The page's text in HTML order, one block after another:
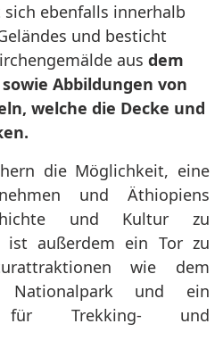
sich ebenfalls innerhalb
und besticht
aus dem
Abbildungen von
welche die Decke und
die Möglichkeit, eine
und Äthiopiens
und Kultur zu
ist außerdem ein Tor zu
wie dem
Nationalpark und ein
Trekking- und